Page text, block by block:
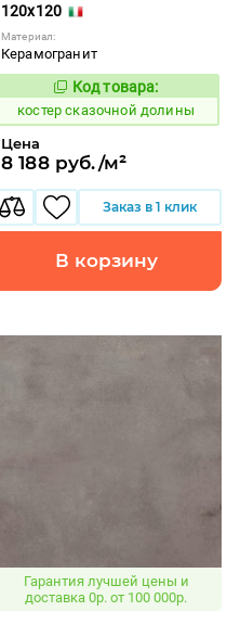
120x120
Материал:
Керамогранит
807896
Код товара:
костер сказочной долины
Цена
8 188 руб./м²
Заказ в 1 клик
В корзину
Гарантия лучшей цены и
доставка 0р. от 100 000р.